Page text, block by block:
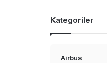
Kategoriler
Airbus